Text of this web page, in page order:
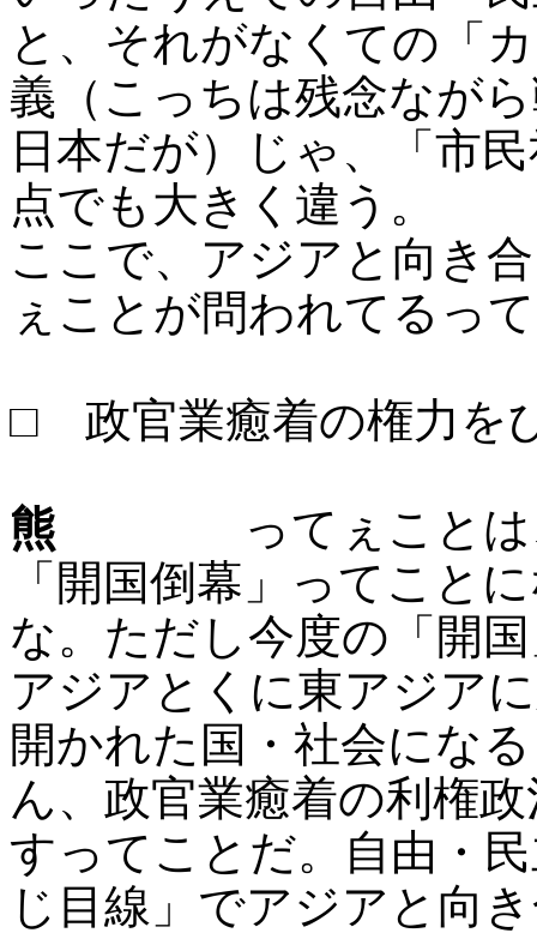
と、それがなくての「
義（こっちは残念なが
日本だが）じゃ、「市
点でも大きく違う。
ここで、アジアと向き
ぇことが問われてるっ
□ 政官業癒着の権力を
熊 ってぇことは、
「開国倒幕」ってこと
な。ただし今度の「開
アジアとくに東アジア
開かれた国・社会にな
ん、政官業癒着の利権
すってことだ。自由・
じ目線」でアジアと向